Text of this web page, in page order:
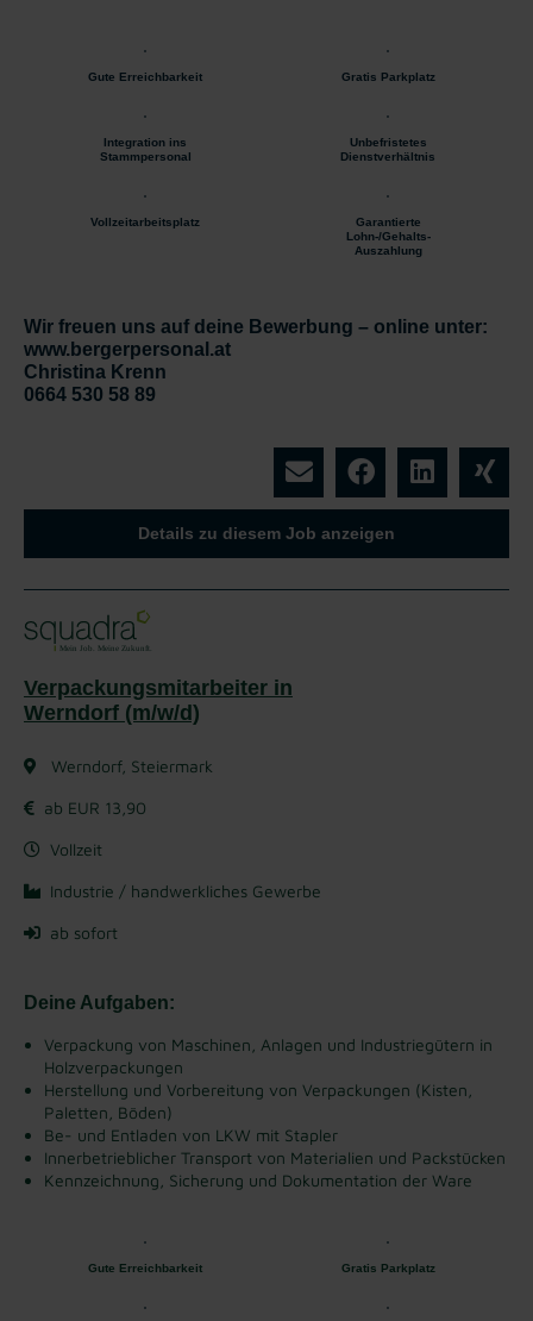
Gute Erreichbarkeit Gratis Parkplatz
Integration ins
Stammpersonal
Unbefristetes
Dienstverhältnis
Vollzeitarbeitsplatz
Garantierte
Lohn-/Gehalts-
Auszahlung
Wir freuen uns auf deine Bewerbung – online unter:
www.bergerpersonal.at
Christina Krenn
0664 530 58 89
Details zu diesem Job anzeigen
Verpackungsmitarbeiter in
Werndorf (m/w/d)
Werndorf, Steiermark
ab EUR 13,90
Vollzeit
Industrie / handwerkliches Gewerbe
ab sofort
Deine Aufgaben:
Verpackung von Maschinen, Anlagen und Industriegütern in
Holzverpackungen
Herstellung und Vorbereitung von Verpackungen (Kisten,
Paletten, Böden)
Be- und Entladen von LKW mit Stapler
Innerbetrieblicher Transport von Materialien und Packstücken
Kennzeichnung, Sicherung und Dokumentation der Ware
Gute Erreichbarkeit Gratis Parkplatz